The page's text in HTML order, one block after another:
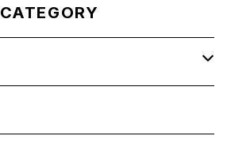
CATEGORY